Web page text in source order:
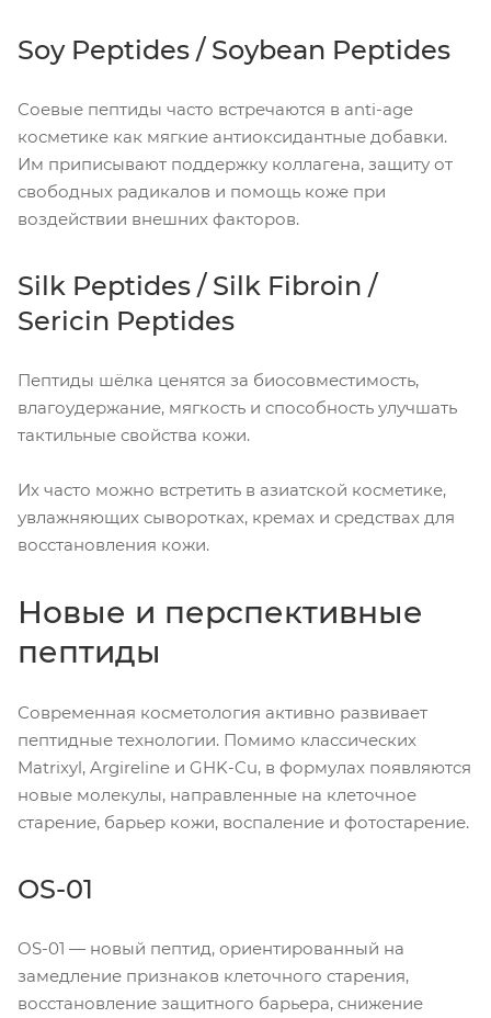
Soy Peptides / Soybean Peptides
Соевые пептиды часто встречаются в anti-age
косметике как мягкие антиоксидантные добавки.
Им приписывают поддержку коллагена, защиту от
свободных радикалов и помощь коже при
воздействии внешних факторов.
Silk Peptides / Silk Fibroin /
Sericin Peptides
Пептиды шёлка ценятся за биосовместимость,
влагоудержание, мягкость и способность улучшать
тактильные свойства кожи.
Их часто можно встретить в азиатской косметике,
увлажняющих сыворотках, кремах и средствах для
восстановления кожи.
Новые и перспективные
пептиды
Современная косметология активно развивает
пептидные технологии. Помимо классических
Matrixyl, Argireline и GHK-Cu, в формулах появляются
новые молекулы, направленные на клеточное
старение, барьер кожи, воспаление и фотостарение.
OS-01
OS-01 — новый пептид, ориентированный на
замедление признаков клеточного старения,
восстановление защитного барьера, снижение